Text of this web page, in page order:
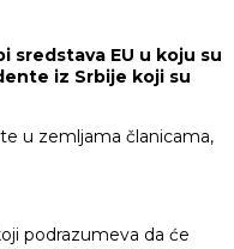
sredstava EU u koju su
iz Srbije koji su
u zemljama članicama,
podrazumeva da će